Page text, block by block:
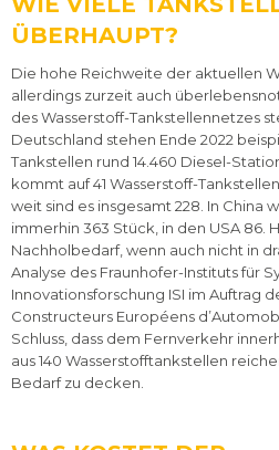
ÜBERHAUPT?
Die hohe Reichweite der aktuellen
allerdings zurzeit auch
des Wasserstoff-Tankstellennetzes
Deutschland stehen Ende 2022
Tankstellen rund 14.460 Diesel-
kommt auf 41 Wasserstoff-
weit sind es insgesamt 228. In China
immerhin 363 Stück, in den USA 86.
Nachholbedarf, wenn auch nicht in
Analyse des Fraunhofer-Instituts für
Innovationsforschung ISI im Auftrag
Constructeurs Européens
Schluss, dass dem Fernverkehr
aus 140 Wasserstofftankstellen
Bedarf zu decken.